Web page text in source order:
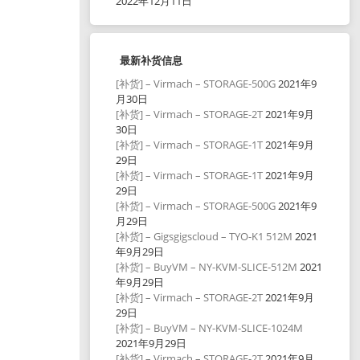
最新补货信息
[补货] – Virmach – STORAGE-500G2021年9
月30日
[补货] – Virmach – STORAGE-2T2021年9月
30日
[补货] – Virmach – STORAGE-1T2021年9月
29日
[补货] – Virmach – STORAGE-1T2021年9月
29日
[补货] – Virmach – STORAGE-500G2021年9
月29日
[补货] – Gigsgigscloud – TYO-K1 512M 2021
年9月29日
[补货] – BuyVM – NY-KVM-SLICE-512M 2021
年9月29日
[补货] – Virmach – STORAGE-2T2021年9月
29日
[补货] – BuyVM – NY-KVM-SLICE-1024M
2021年9月29日